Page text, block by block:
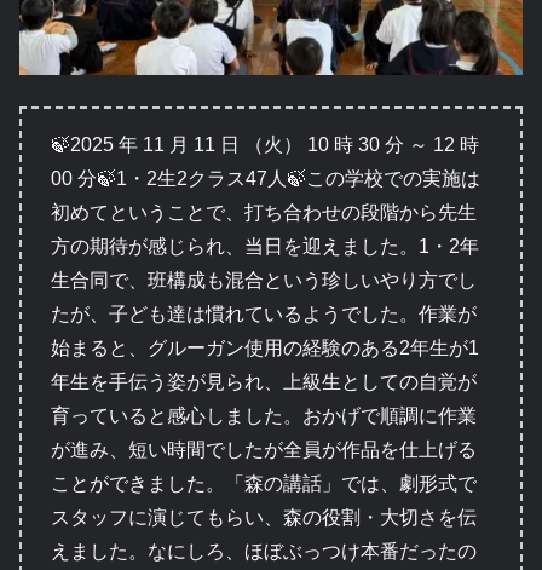
🍃2025 年 11 月 11 日 （火） 10 時 30 分 ～ 12 時
00 分🍃1・2生2クラス47人🍃この学校での実施は
初めてということで、打ち合わせの段階から先生
方の期待が感じられ、当日を迎えました。1・2年
生合同で、班構成も混合という珍しいやり方でし
たが、子ども達は慣れているようでした。作業が
始まると、グルーガン使用の経験のある2年生が1
年生を手伝う姿が見られ、上級生としての自覚が
育っていると感心しました。おかげで順調に作業
が進み、短い時間でしたが全員が作品を仕上げる
ことができました。「森の講話」では、劇形式で
スタッフに演じてもらい、森の役割・大切さを伝
えました。なにしろ、ほぼぶっつけ本番だったの